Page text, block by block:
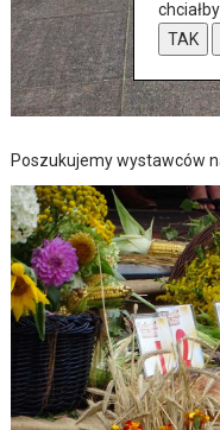
Poszukujemy wystawców
TAK